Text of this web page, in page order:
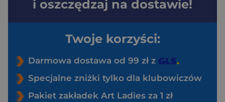
i oszczędzaj na dostawie!
Twoje korzyści:
Darmowa dostawa od 99 zł z
Specjalne zniżki tylko dla klubowiczów
Pakiet zakładek Art Ladies za 1 zł